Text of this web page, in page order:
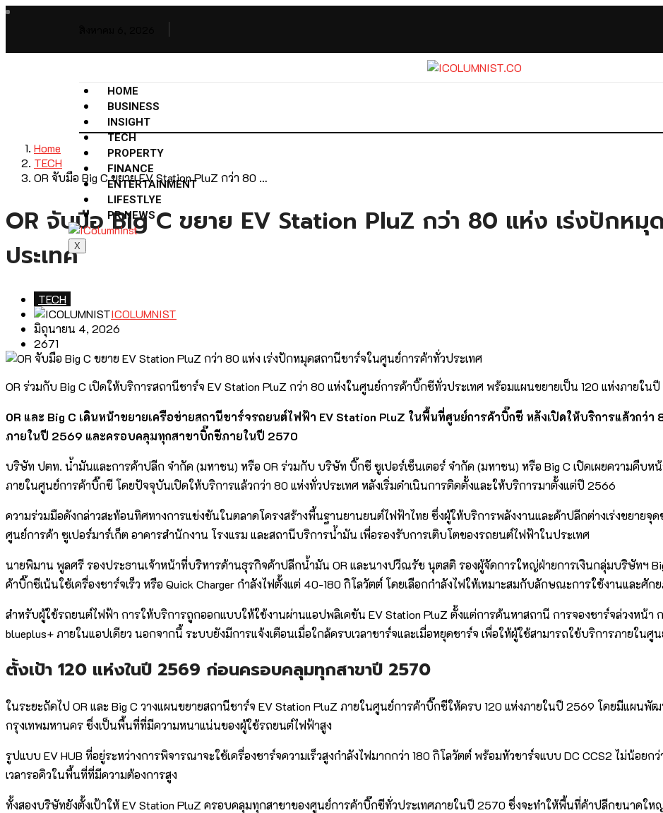
HOME
BUSINESS
INSIGHT
TECH
PROPERTY
FINANCE
ENTERTAINMENT
LIFESTLYE
PR NEWS
X
Home
TECH
OR จับมือ Big C ขยาย EV Station PluZ กว่า 80 …
OR จับมือ Big C ขยาย EV Station PluZ กว่า 80 แห่ง เร่งปักหมุ
ประเทศ
TECH
ICOLUMNIST
มิถุนายน 4, 2026
2671
OR ร่วมกับ Big C เปิดให้บริการสถานีชาร์จ EV Station PluZ กว่า 80 แห่งในศูนย์การค้าบิ๊กซีทั่วประเทศ พร้อมแผนขยายเป็น 120 แห่งภายใ
OR และ Big C เดินหน้าขยายเครือข่ายสถานีชาร์จรถยนต์ไฟฟ้า EV Station PluZ ในพื้นที่ศูนย์การค้าบิ๊กซี หลังเปิดให้บริการแล้วกว่า
ภายในปี 2569 และครอบคลุมทุกสาขาบิ๊กซีภายในปี 2570
บริษัท ปตท. น้ำมันและการค้าปลีก จำกัด (มหาชน) หรือ OR ร่วมกับ บริษัท บิ๊กซี ซูเปอร์เซ็นเตอร์ จำกัด (มหาชน) หรือ Big C เปิดเผยความคืบห
ภายในศูนย์การค้าบิ๊กซี โดยปัจจุบันเปิดให้บริการแล้วกว่า 80 แห่งทั่วประเทศ หลังเริ่มดำเนินการติดตั้งและให้บริการมาตั้งแต่ปี 2566
ความร่วมมือดังกล่าวสะท้อนทิศทางการแข่งขันในตลาดโครงสร้างพื้นฐานยานยนต์ไฟฟ้าไทย ซึ่งผู้ให้บริการพลังงานและค้าปลีกต่างเร่งขยายจุ
ศูนย์การค้า ซูเปอร์มาร์เก็ต อาคารสำนักงาน โรงแรม และสถานีบริการน้ำมัน เพื่อรองรับการเติบโตของรถยนต์ไฟฟ้าในประเทศ
นายพิมาน พูลศรี รองประธานเจ้าหน้าที่บริหารด้านธุรกิจค้าปลีกน้ำมัน OR และนางปวีณรัช นุตสติ รองผู้จัดการใหญ่ฝ่ายการเงินกลุ่มบริษัทฯ
ค้าบิ๊กซีเน้นใช้เครื่องชาร์จเร็ว หรือ Quick Charger กำลังไฟตั้งแต่ 40-180 กิโลวัตต์ โดยเลือกกำลังไฟให้เหมาะสมกับลักษณะการใช้งานและศั
สำหรับผู้ใช้รถยนต์ไฟฟ้า การให้บริการถูกออกแบบให้ใช้งานผ่านแอปพลิเคชัน EV Station PluZ ตั้งแต่การค้นหาสถานี การจองชาร์จล่วงหน้า
blueplus+ ภายในแอปเดียว นอกจากนี้ ระบบยังมีการแจ้งเตือนเมื่อใกล้ครบเวลาชาร์จและเมื่อหยุดชาร์จ เพื่อให้ผู้ใช้สามารถใช้บริการภายในศู
ตั้งเป้า 120 แห่งในปี 2569 ก่อนครอบคลุมทุกสาขาปี 2570
ในระยะถัดไป OR และ Big C วางแผนขยายสถานีชาร์จ EV Station PluZ ภายในศูนย์การค้าบิ๊กซีให้ครบ 120 แห่งภายในปี 2569 โดยมีแผนพั
กรุงเทพมหานคร ซึ่งเป็นพื้นที่ที่มีความหนาแน่นของผู้ใช้รถยนต์ไฟฟ้าสูง
รูปแบบ EV HUB ที่อยู่ระหว่างการพิจารณาจะใช้เครื่องชาร์จความเร็วสูงกำลังไฟมากกว่า 180 กิโลวัตต์ พร้อมหัวชาร์จแบบ DC CCS2 ไม่น้อย
เวลารอคิวในพื้นที่ที่มีความต้องการสูง
ทั้งสองบริษัทยังตั้งเป้าให้ EV Station PluZ ครอบคลุมทุกสาขาของศูนย์การค้าบิ๊กซีทั่วประเทศภายในปี 2570 ซึ่งจะทำให้พื้นที่ค้าปลีกขนาดใ